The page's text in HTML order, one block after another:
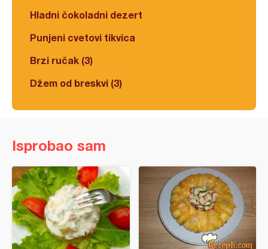
Hladni čokoladni dezert
Punjeni cvetovi tikvica
Brzi ručak (3)
Džem od breskvi (3)
Isprobao sam